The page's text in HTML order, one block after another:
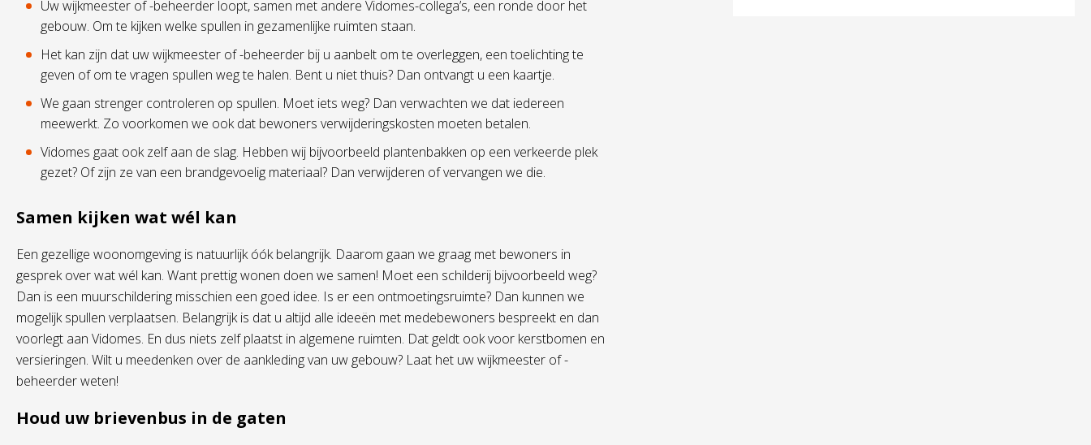
Uw wijkmeester of -beheerder loopt, samen met andere Vidomes-collega’s, een ronde door het
gebouw. Om te kijken welke spullen in gezamenlijke ruimten staan.
Het kan zijn dat uw wijkmeester of -beheerder bij u aanbelt om te overleggen, een toelichting te
geven of om te vragen spullen weg te halen. Bent u niet thuis? Dan ontvangt u een kaartje.
We gaan strenger controleren op spullen. Moet iets weg? Dan verwachten we dat iedereen
meewerkt. Zo voorkomen we ook dat bewoners verwijderingskosten moeten betalen.
Vidomes gaat ook zelf aan de slag. Hebben wij bijvoorbeeld plantenbakken op een verkeerde plek
gezet? Of zijn ze van een brandgevoelig materiaal? Dan verwijderen of vervangen we die.
Samen kijken wat wél kan
Een gezellige woonomgeving is natuurlijk óók belangrijk. Daarom gaan we graag met bewoners in
gesprek over wat wél kan. Want prettig wonen doen we samen! Moet een schilderij bijvoorbeeld weg?
Dan is een muurschildering misschien een goed idee. Is er een ontmoetingsruimte? Dan kunnen we
mogelijk spullen verplaatsen. Belangrijk is dat u altijd alle ideeën met medebewoners bespreekt en dan
voorlegt aan Vidomes. En dus niets zelf plaatst in algemene ruimten. Dat geldt ook voor kerstbomen en
versieringen. Wilt u meedenken over de aankleding van uw gebouw? Laat het uw wijkmeester of -
beheerder weten!
Houd uw brievenbus in de gaten